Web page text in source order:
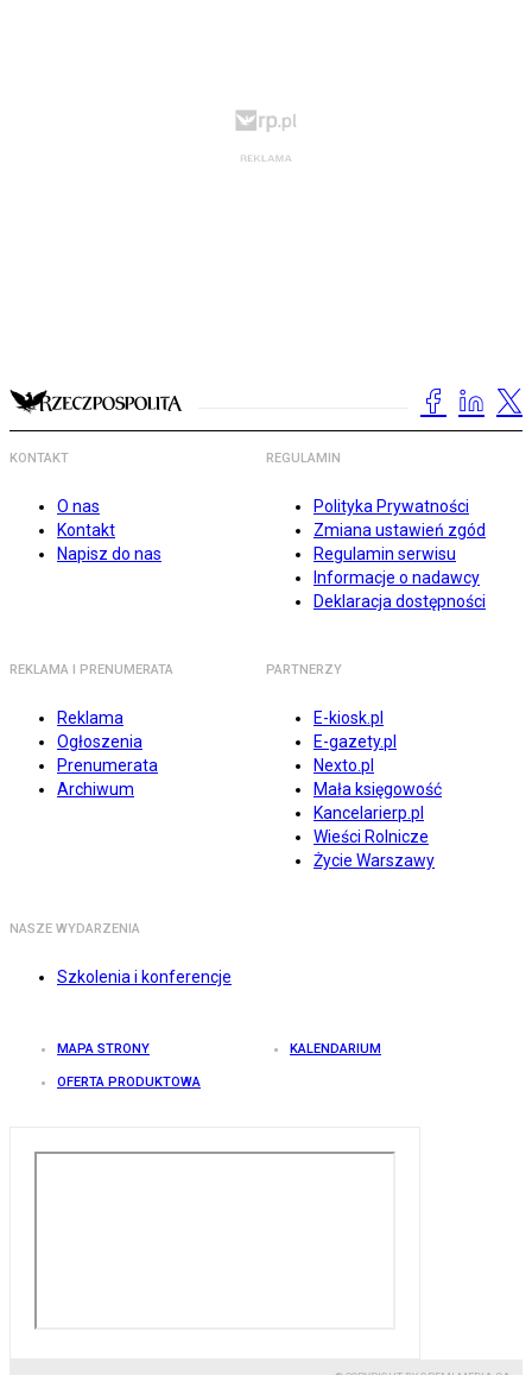
KONTAKT
O nas
Kontakt
Napisz do nas
REGULAMIN
Polityka Prywatności
Zmiana ustawień zgód
Regulamin serwisu
Informacje o nadawcy
Deklaracja dostępności
REKLAMA I PRENUMERATA
Reklama
Ogłoszenia
Prenumerata
Archiwum
PARTNERZY
E-kiosk.pl
E-gazety.pl
Nexto.pl
Mała księgowość
Kancelarierp.pl
Wieści Rolnicze
Życie Warszawy
NASZE WYDARZENIA
Szkolenia i konferencje
MAPA STRONY KALENDARIUM
OFERTA PRODUKTOWA